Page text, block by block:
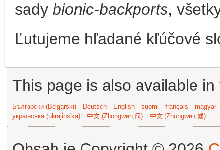
sady bionic-backports,
Ľutujeme hľadané kľúčové
This page is also available
Български (Bəlgarski) Deutsch English suomi français
magyar
українська (ukrajins'ka)
中文 (Zhongwen,简) 中文 (Zhongwen,繁)